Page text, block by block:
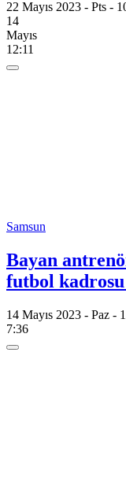
22 Mayıs 2023 - Pts -
14
Mayıs
12:11
Samsun
Bayan
futbol
14 Mayıs 2023 - Paz -
7:36